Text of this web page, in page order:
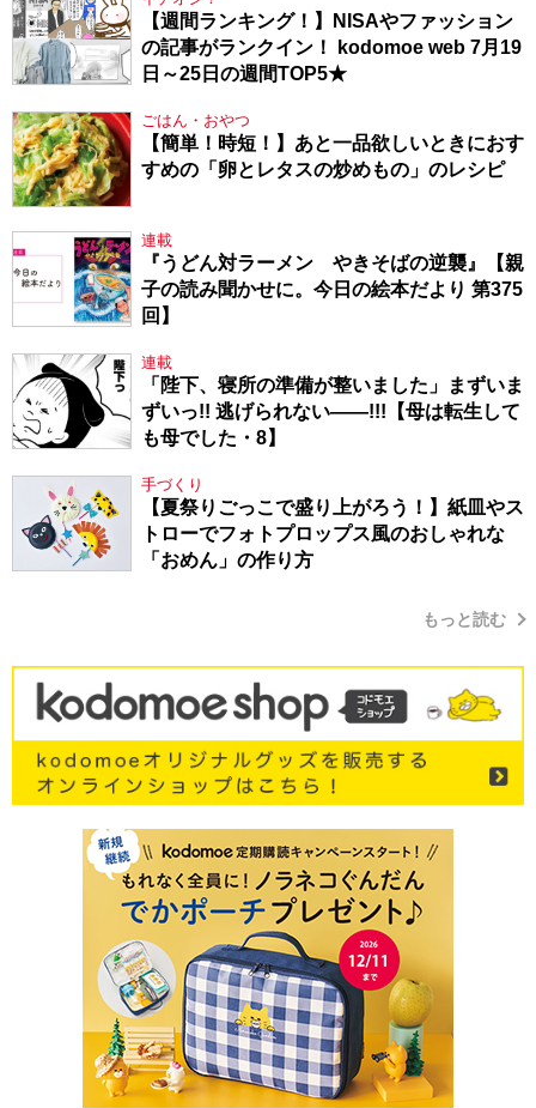
【週間ランキング！】NISAやファッション
の記事がランクイン！ kodomoe web 7月19
日～25日の週間TOP5★
ごはん・おやつ
【簡単！時短！】あと一品欲しいときにおす
すめの「卵とレタスの炒めもの」のレシピ
連載
『うどん対ラーメン やきそばの逆襲』【親
子の読み聞かせに。今日の絵本だより 第375
回】
連載
「陛下、寝所の準備が整いました」まずいま
ずいっ!! 逃げられない――!!!【母は転生して
も母でした・8】
手づくり
【夏祭りごっこで盛り上がろう！】紙皿やス
トローでフォトプロップス風のおしゃれな
「おめん」の作り方
もっと読む